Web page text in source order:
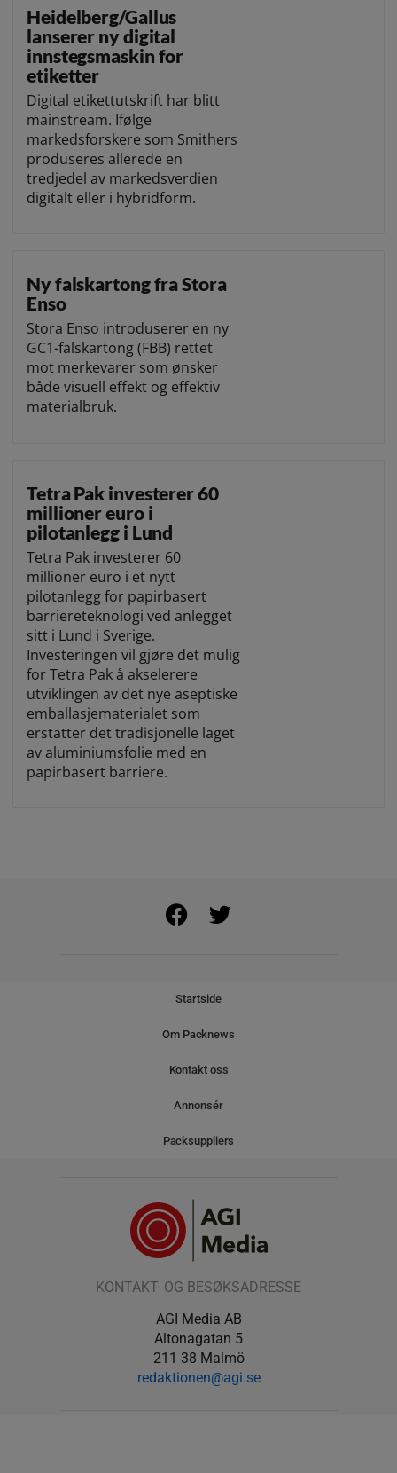
Heidelberg/Gallus
lanserer ny digital
innstegsmaskin for
etiketter
Digital etikettutskrift har blitt
mainstream. Ifølge
markedsforskere som Smithers
produseres allerede en
tredjedel av markedsverdien
digitalt eller i hybridform.
Ny falskartong fra Stora
Enso
Stora Enso introduserer en ny
GC1-falskartong (FBB) rettet
mot merkevarer som ønsker
både visuell effekt og effektiv
materialbruk.
Tetra Pak investerer 60
millioner euro i
pilotanlegg i Lund
Tetra Pak investerer 60
millioner euro i et nytt
pilotanlegg for papirbasert
barriereteknologi ved anlegget
sitt i Lund i Sverige.
Investeringen vil gjøre det mulig
for Tetra Pak å akselerere
utviklingen av det nye aseptiske
emballasjematerialet som
erstatter det tradisjonelle laget
av aluminiumsfolie med en
papirbasert barriere.
Startside
Om Packnews
Kontakt oss
Annonsér
Packsuppliers
KONTAKT- OG BESØKSADRESSE
AGI Media AB
Altonagatan 5
211 38 Malmö
redaktionen@agi.se